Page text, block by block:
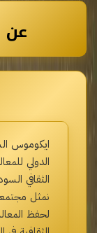
عن
ايكوموس
الدولي
الثقافي
نمثل
لحفظ